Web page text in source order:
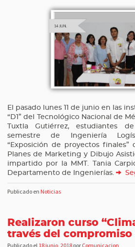
El pasado lunes 11 de junio en las
“D1” del Tecnológico Nacional de
Tuxtla Gutiérrez, estudiantes
semestre de Ingeniería
“Exposición de proyectos finales”
Planes de Marketing y Dibujo
impartido por la MMT. Tania
Departamento de Ingenierías.
Publicado en Noticias
Realizaron curso
través del compromiso
Publicado el 18 junio, 2018 por Comunicacion